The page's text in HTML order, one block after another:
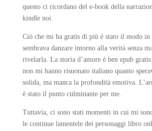
questo ci ricordano del e-book della
kindle noi.
Ciò che mi ha gratis di più è stato il modo in
sembrava danzare intorno alla verità senza
rivelarla. La storia d’amore è ben epub
non mi hanno risuonato italiano quanto
solida, ma manca la profondità emotiva.
è stato il punto culminante per me.
Tuttavia, ci sono stati momenti in cui mi
le continue lamentele dei personaggi libro